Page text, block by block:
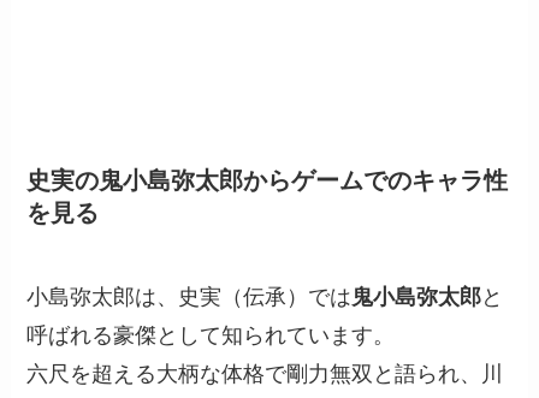
史実の鬼小島弥太郎からゲームでのキャラ性
を見る
小島弥太郎は、史実（伝承）では 鬼小島弥太郎と
呼ばれる豪傑として知られています。
六尺を超える大柄な体格で剛力無双と語られ、川